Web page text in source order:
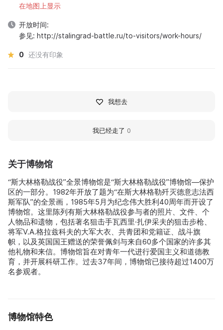
关于博物馆
“斯大林格勒战役”全景博物馆是“斯大林格勒战役”博物馆—保护
区的一部分。1982年开放了题为“在斯大林格勒歼灭德意志法西
斯军队”的全景画，1985年5月为纪念伟大胜利40周年而开设了
博物馆。这里陈列有斯大林格勒战役参与者的照片、文件、个
人物品和遗物，包括著名狙击手瓦西里·扎伊采夫的狙击步枪、
将军V.A.格拉兹科夫的大军大衣、共青团和党籍证、战斗旗
帜，以及英国国王赠送的荣誉佩剑与来自60多个国家的许多其
他礼物和来信。博物馆旨在对青年一代进行爱国主义和道德教
育，并开展科研工作。过去37年间，博物馆已接待超过1400万
名参观者。
博物馆特色
在地图上显示
开放时间:
参见: http://stalingrad-battle.ru/to-visitors/work-hours/
0 还没有印象
我想去
我已经走了 0